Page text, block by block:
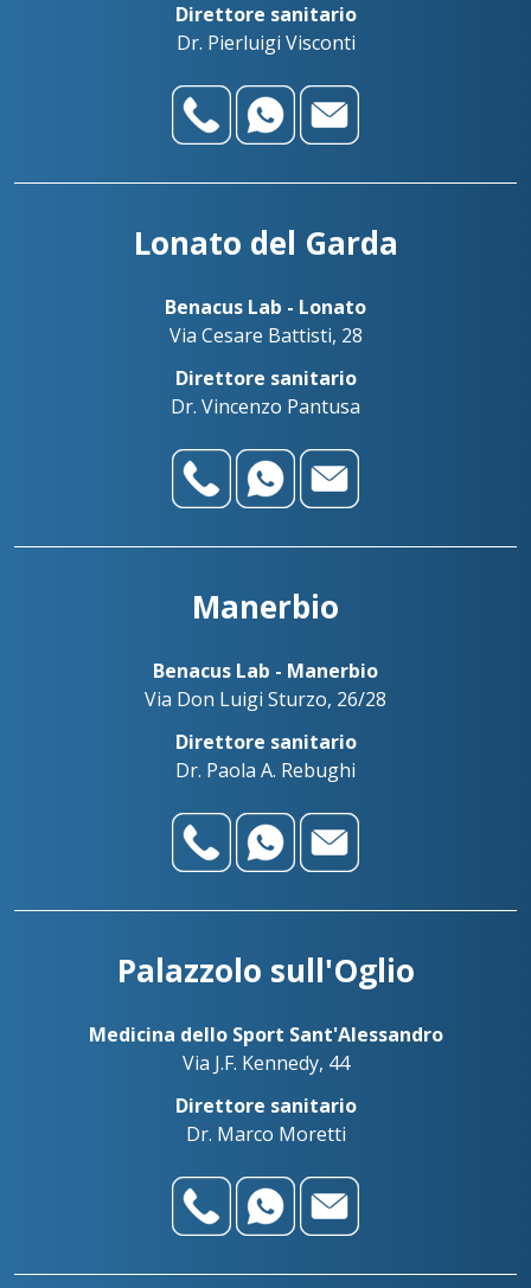
Direttore sanitario
Dr. Pierluigi Visconti
Lonato del Garda
Benacus Lab - Lonato
Via Cesare Battisti, 28
Direttore sanitario
Dr. Vincenzo Pantusa
Manerbio
Benacus Lab - Manerbio
Via Don Luigi Sturzo, 26/28
Direttore sanitario
Dr. Paola A. Rebughi
Palazzolo sull'Oglio
Medicina dello Sport Sant'Alessandro
Via J.F. Kennedy, 44
Direttore sanitario
Dr. Marco Moretti